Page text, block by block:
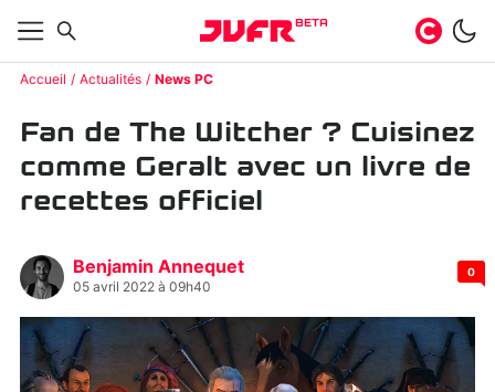
BETA
Accueil Actualités News PC
Fan de The Witcher ? Cuisinez
comme Geralt avec un livre de
recettes officiel
Benjamin Annequet
05 avril 2022 à 09h40
0